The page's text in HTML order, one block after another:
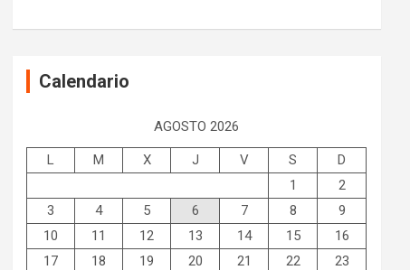
Calendario
AGOSTO 2026
L M X J V S
D
1
2
3
4 5 6 7 8
9
10
11 12 13 14 15
16
17
18 19 20 21 22
23